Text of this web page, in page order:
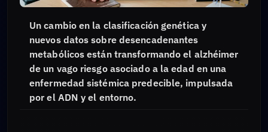
Un cambio en la clasificación genética y
nuevos datos sobre desencadenantes
metabólicos están transformando el alzhéimer
de un vago riesgo asociado a la edad en una
enfermedad sistémica predecible, impulsada
por el ADN y el entorno.